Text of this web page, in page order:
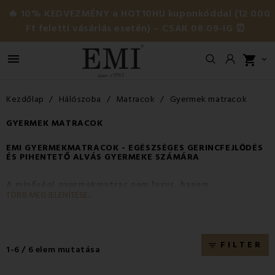
🔥 10% KEDVEZMÉNY a HOT10HU kuponkóddal (12 000
Ft feletti vásárlás esetén) – CSAK 08.09-IG ⏰
 shopping_cart 
Kezdőlap Hálószoba Matracok
Gyermek matracok
GYERMEK MATRACOK
EMI GYERMEKMATRACOK - EGÉSZSÉGES GERINCFEJLŐDÉS
ÉS PIHENTETŐ ALVÁS GYERMEKE SZÁMÁRA
szükségszerűség.Életének első éveiben a gyermek alvással
legfontosabb eleme
. Az EMI-nél nagy hangsúlyt fektetünk
arra, hogy a gyermekeknek szánt matracaink ne csak
TÖBB MEGJELENÍTÉSE...
filter_list FILTER
1-6 / 6 elem mutatása